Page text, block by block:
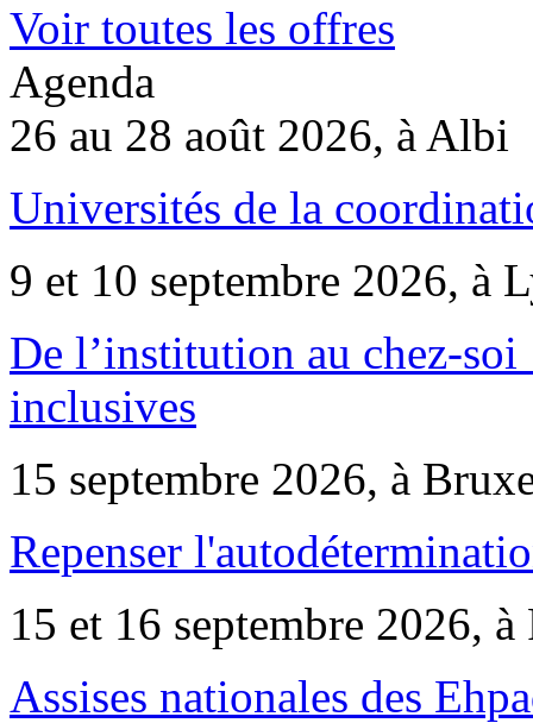
Voir toutes les offres
Agenda
26 au 28 août 2026, à Albi
Universités de la
9 et 10 septembre 2026, à
De l’institution au chez-
inclusives
15 septembre 2026, à
Repenser
15 et 16 septembre 2026, à
Assises nationales des